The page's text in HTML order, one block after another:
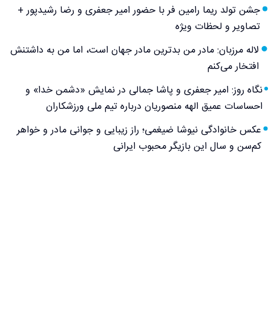
جشن تولد ریما رامین فر با حضور امیر جعفری و رضا رشیدپور +
تصاویر و لحظات ویژه
لاله مرزبان: مادر من بدترین مادر جهان است، اما من به داشتنش
افتخار می‌کنم
نگاه روز: امیر جعفری و پاشا جمالی در نمایش «دشمن خدا» و
احساسات عمیق الهه منصوریان درباره تیم ملی ورزشکاران
عکس خانوادگی نیوشا ضیغمی؛ راز زیبایی و جوانی مادر و خواهر
کم‌سن و سال این بازیگر محبوب ایرانی